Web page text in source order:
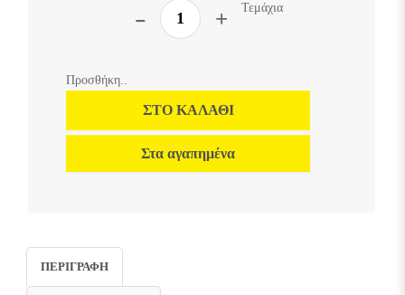
Τεμάχια
Προσθήκη..
ΣΤΟ ΚΑΛΆΘΙ
Στα αγαπημένα
ΠΕΡΙΓΡΑΦΉ